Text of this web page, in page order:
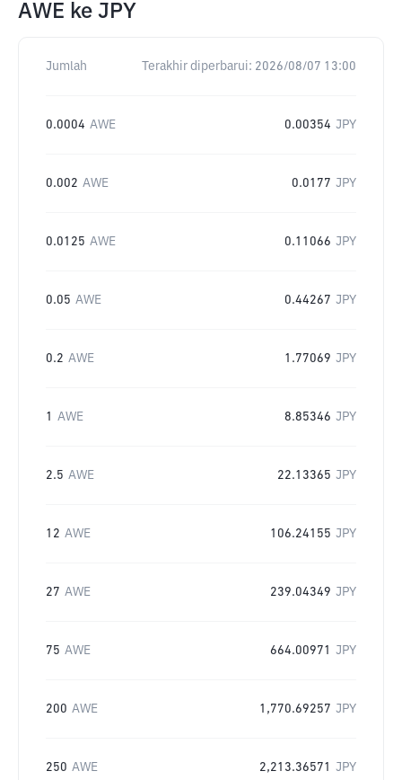
AWE ke JPY
Jumlah Terakhir diperbarui: 2026/08/07 13:00
0.0004 AWE 0.00354 JPY
0.002 AWE 0.0177 JPY
0.0125 AWE 0.11066 JPY
0.05 AWE 0.44267 JPY
0.2 AWE 1.77069 JPY
1 AWE 8.85346 JPY
2.5 AWE 22.13365 JPY
12 AWE 106.24155 JPY
27 AWE 239.04349 JPY
75 AWE 664.00971 JPY
200 AWE 1,770.69257 JPY
250 AWE 2,213.36571 JPY